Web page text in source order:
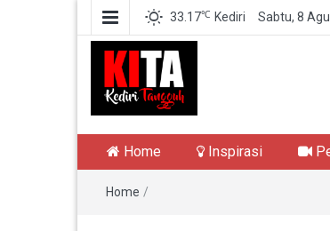
33.17℃ Kediri Sabtu, 8
Kediri Tangguh
Home Inspirasi
Home /